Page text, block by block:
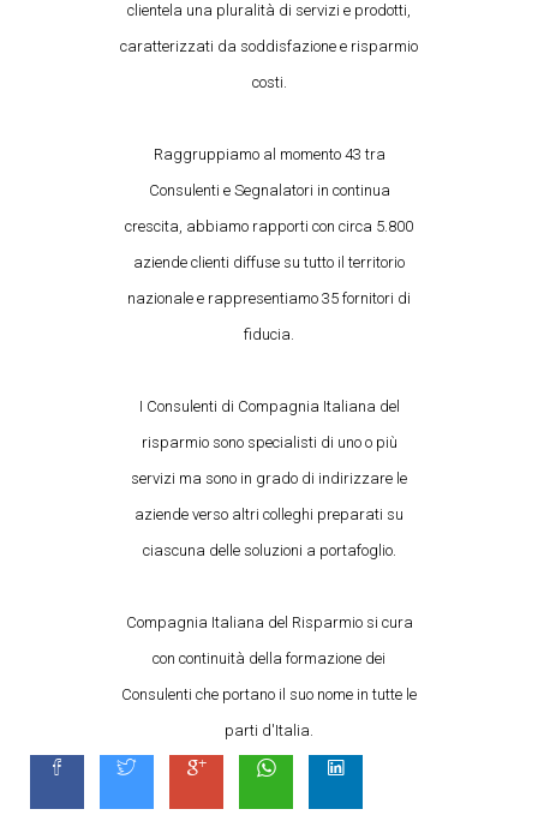
clientela una pluralità di servizi e prodotti,
caratterizzati da soddisfazione e risparmio
costi.
Raggruppiamo al momento 43 tra
Consulenti e Segnalatori in continua
crescita, abbiamo rapporti con circa 5.800
aziende clienti diffuse su tutto il territorio
nazionale e rappresentiamo 35 fornitori di
fiducia.
I Consulenti di Compagnia Italiana del
risparmio sono specialisti di uno o più
servizi ma sono in grado di indirizzare le
aziende verso altri colleghi preparati su
ciascuna delle soluzioni a portafoglio.
Compagnia Italiana del Risparmio si cura
con continuità della formazione dei
Consulenti che portano il suo nome in tutte le
parti d'Italia.